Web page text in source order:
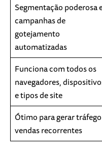
Segmentação poderosa
campanhas de
gotejamento
automatizadas
Funciona com todos os
navegadores,
e tipos de site
Ótimo para gerar
vendas recorrentes